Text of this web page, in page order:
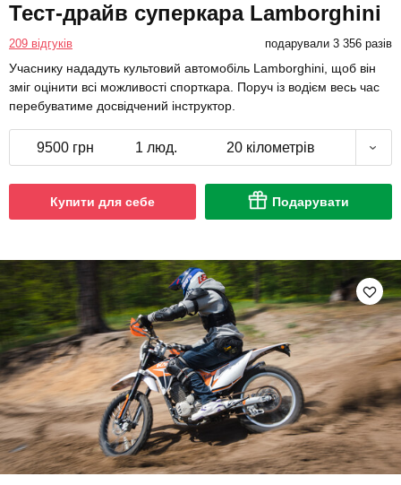
Тест-драйв суперкара Lamborghini
209 відгуків подарували 3 356 разів
Учаснику нададуть культовий автомобіль Lamborghini, щоб він
зміг оцінити всі можливості спорткара. Поруч із водієм весь час
перебуватиме досвідчений інструктор.
9500 грн 1 люд. 20 кілометрів
Купити для себе Подарувати